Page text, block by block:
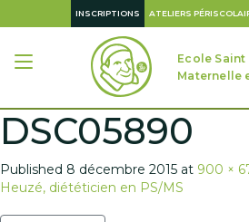
ATELIERS
INSCRIPTIONS
Ecole Saint
Maternelle
DSC05890
Published 8 décembre 2015 at 900 ×
Heuzé, diététicien en PS/MS